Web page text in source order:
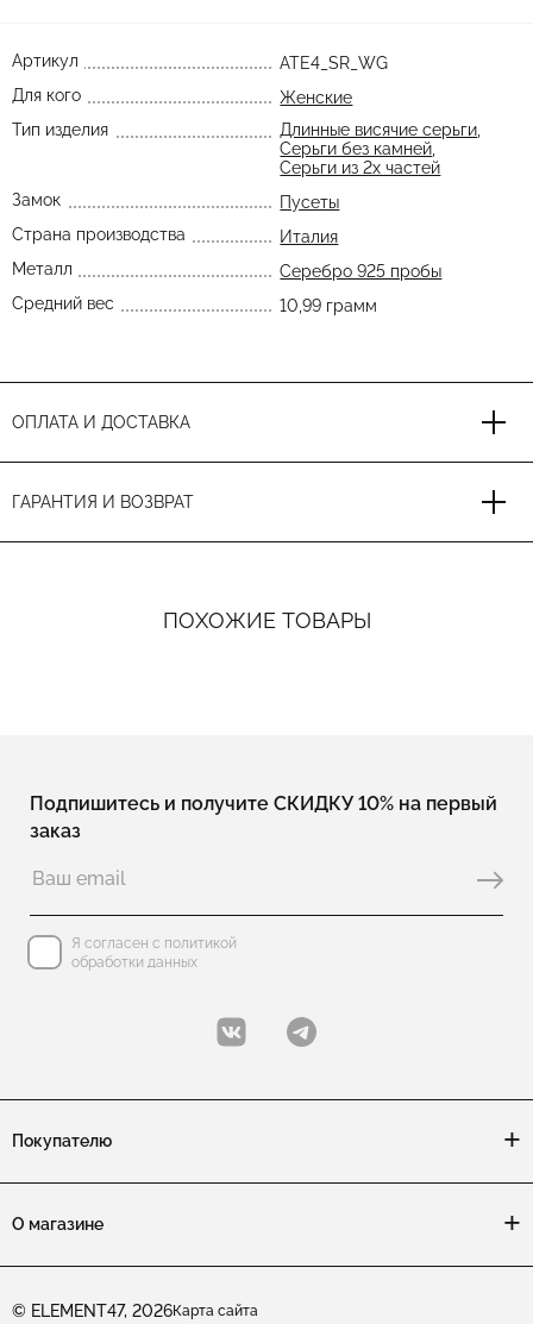
Артикул
ATE4_SR_WG
Для кого
Женские
Тип изделия
Длинные висячие серьги
Серьги без камней
Серьги из 2х частей
Замок
Пусеты
Страна производства
Италия
Металл
Серебро 925 пробы
Средний вес
10,99 грамм
ОПЛАТА И ДОСТАВКА
ГАРАНТИЯ И ВОЗВРАТ
ПОХОЖИЕ ТОВАРЫ
Подпишитесь и получите СКИДКУ 10% на первый
заказ
Я согласен с политикой
обработки данных
Покупателю
О магазине
© ELEMENT47, 2026Карта сайта